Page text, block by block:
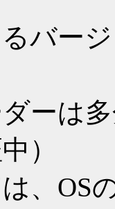
バー
ダーは
）
、OS